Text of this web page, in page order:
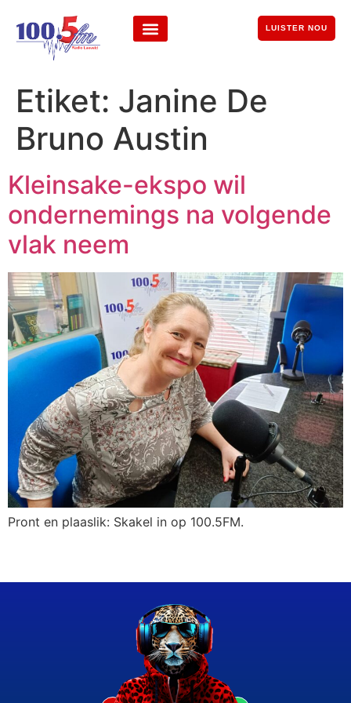
LUISTER NOU
Etiket: Janine De
Bruno Austin
Kleinsake-ekspo wil
ondernemings na volgende
vlak neem
Pront en plaaslik: Skakel in op 100.5FM.